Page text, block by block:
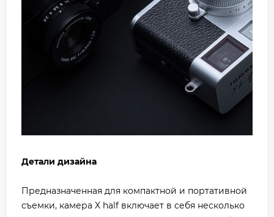
Детали дизайна
Предназначенная для компактной и портативной
съемки, камера X half включает в себя несколько